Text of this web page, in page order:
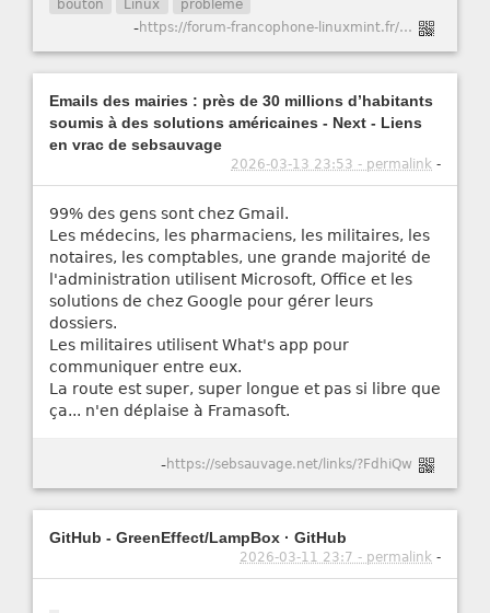
bouton Linux problème
- https://forum-francophone-linuxmint.fr/viewtopic.php?t=21751
Emails des mairies : près de 30 millions d’habitants
soumis à des solutions américaines - Next - Liens
en vrac de sebsauvage
2026-03-13 23:53 - permalink -
99% des gens sont chez Gmail.
Les médecins, les pharmaciens, les militaires, les
notaires, les comptables, une grande majorité de
l'administration utilisent Microsoft, Office et les
solutions de chez Google pour gérer leurs
dossiers.
Les militaires utilisent What's app pour
communiquer entre eux.
La route est super, super longue et pas si libre que
ça... n'en déplaise à Framasoft.
-https://sebsauvage.net/links/?FdhiQw
GitHub - GreenEffect/LampBox · GitHub
2026-03-11 23:7 - permalink -